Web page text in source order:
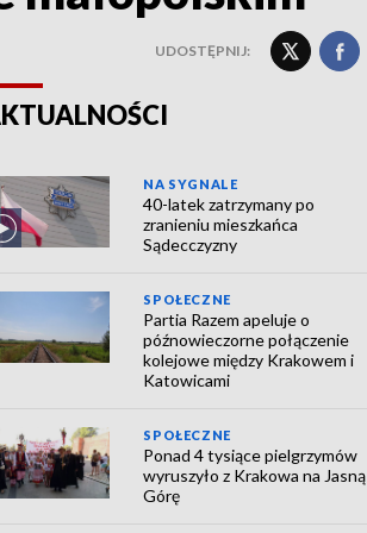
UDOSTĘPNIJ:
NA SYGNALE
40-latek zatrzymany po
zranieniu mieszkańca
Sądecczyzny
SPOŁECZNE
Partia Razem apeluje o
późnowieczorne połączenie
kolejowe między Krakowem i
Katowicami
SPOŁECZNE
Ponad 4 tysiące pielgrzymów
wyruszyło z Krakowa na Jasną
Górę